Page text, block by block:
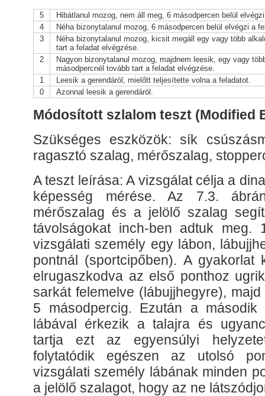
5
Hibátlanul mozog, nem áll meg, 6 másodpercen belül
4
Néha bizonytalanul mozog, 6 másodpercen belül elvégzi a
3
Néha bizonytalanul mozog, kicsit megáll egy vagy több
tart a feladat elvégzése.
2
Nagyon bizonytalanul mozog, majdnem leesik, egy vagy
másodpercnél tovább tart a feladat elvégzése.
1
Leesik a gerendáról, mielőtt teljesítette volna a feladatot.
0
Azonnal leesik a gerendáról.
Módosított szlalom teszt (Modified
Szükséges eszközök: sík
ragasztó szalag, mérőszalag,
A teszt leírása: A vizsgálat célja a
képesség mérése. Az 7.3.
mérőszalag és a jelölő szalag
távolságokat inch-ben adtuk
vizsgálati személy egy lábon,
pontnál (sportcipőben). A gyakorlat
elrugaszkodva az első ponthoz
sarkát felemelve (lábujjhegyre),
5 másodpercig. Ezután a
lábával érkezik a talajra és
tartja ezt az egyensúlyi
folytatódik egészen az utolsó
vizsgálati személy lábának minden
a jelölő szalagot, hogy az ne